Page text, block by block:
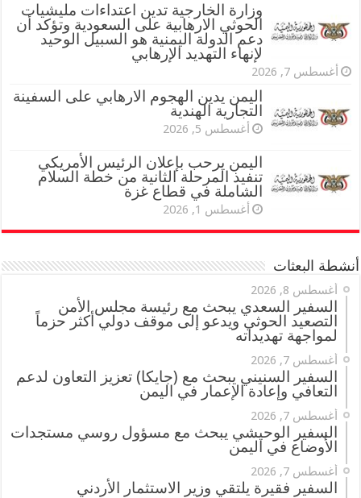
وزارة الخارجية تدين اعتداءات مليشيات
الحوثي الارهابية على السعودية وتؤكد أن
دعم الدولة اليمنية هو السبيل الوحيد
لإنهاء التهديد الإرهابي
أغسطس 7, 2026
اليمن يدين الهجوم الارهابي على السفينة
التجارية الهندية
أغسطس 5, 2026
اليمن يرحب بإعلان الرئيس الأمريكي
تنفيذ المرحلة الثانية من خطة السلام
الشاملة في قطاع غزة
أغسطس 1, 2026
أنشطة البعثات
أغسطس 8, 2026
السفير السعدي يبحث مع رئيسة مجلس الأمن
التصعيد الحوثي ويدعو إلى موقف دولي أكثر حزماً
لمواجهة تهديداته
أغسطس 7, 2026
السفير السنيني يبحث مع (جايكا) تعزيز التعاون لدعم
التعافي وإعادة الإعمار في اليمن
أغسطس 7, 2026
السفير الوحيشي يبحث مع مسؤول روسي مستجدات
الأوضاع في اليمن
أغسطس 7, 2026
السفير فقيرة يلتقي وزير الاستثمار الأردني